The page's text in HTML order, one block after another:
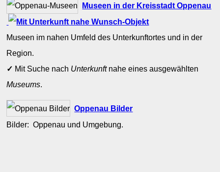
Museen in der Kreisstadt Oppenau
Museen im nahen Umfeld des Unterkunftortes und in der
Region.
✓ Mit Suche nach Unterkunftnahe eines ausgewählten
Museums.
Oppenau Bilder
Bilder: Oppenau und Umgebung.